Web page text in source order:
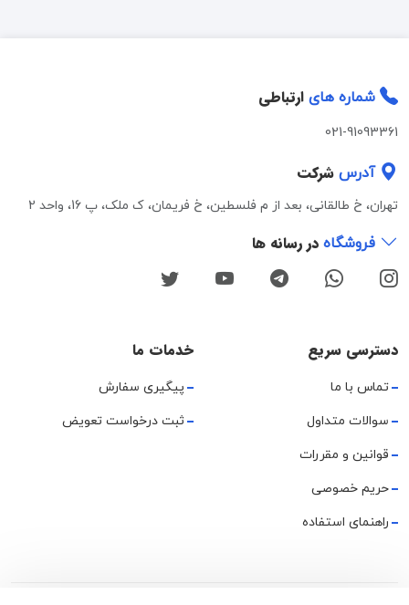
شماره های ارتباطی
021-91093361
آدرس شرکت
تهران، خ طالقانی، بعد از م فلسطین، خ فریمان، ک ملک، پ 16، واحد 2
فروشگاه در رسانه ها
دسترسی سریع
تماس با ما
سوالات متداول
قوانین و مقررات
حریم خصوصی
راهنمای استفاده
خدمات ما
پیگیری سفارش
ثبت درخواست تعویض